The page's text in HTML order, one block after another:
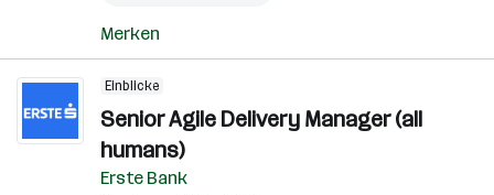
Merken
Einblicke
Senior Agile Delivery Manager (all
humans)
Erste Bank